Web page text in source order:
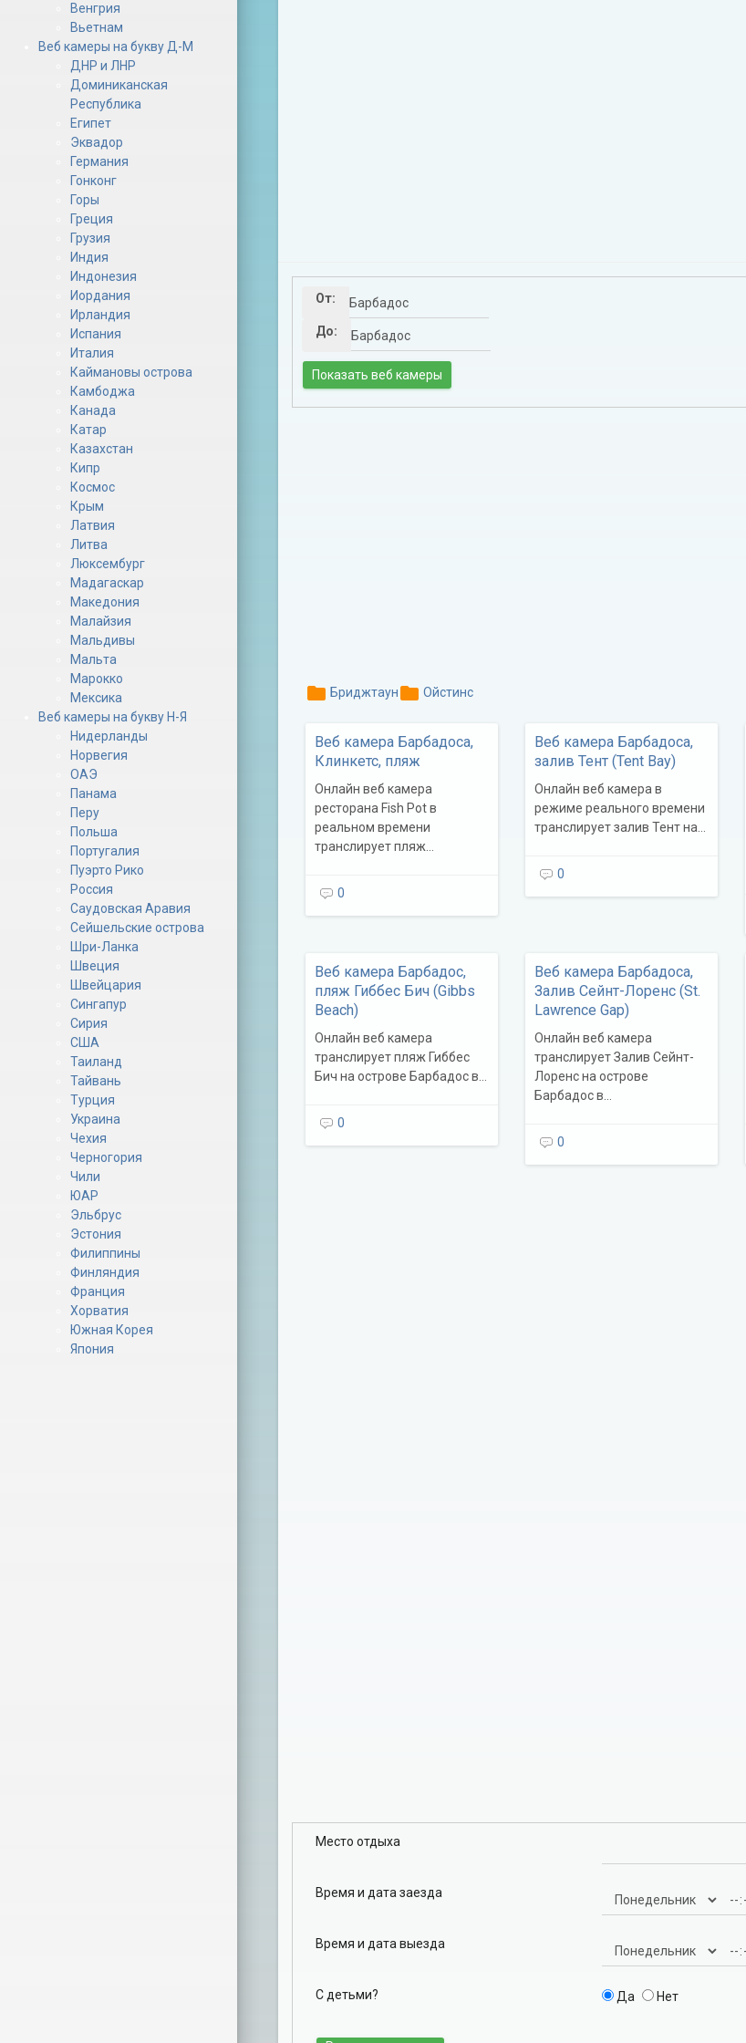
Венгрия
Вьетнам
Веб камеры на букву Д-М
ДНР и ЛНР
Доминиканская
Республика
Египет
Эквадор
Германия
Гонконг
Горы
Греция
Грузия
Индия
Индонезия
Иордания
Ирландия
Испания
Италия
Каймановы острова
Камбоджа
Канада
Катар
Казахстан
Кипр
Космос
Крым
Латвия
Литва
Люксембург
Мадагаскар
Македония
Малайзия
Мальдивы
Мальта
Марокко
Мексика
Веб камеры на букву Н-Я
Нидерланды
Норвегия
ОАЭ
Панама
Перу
Польша
Португалия
Пуэрто Рико
Россия
Саудовская Аравия
Сейшельские острова
Шри-Ланка
Швеция
Швейцария
Сингапур
Сирия
США
Таиланд
Тайвань
Турция
Украина
Чехия
Черногория
Чили
ЮАР
Эльбрус
Эстония
Филиппины
Финляндия
Франция
Хорватия
Южная Корея
Япония
От:
До:
folder Бриджтаунfolder Ойстинс
Веб камера Барбадоса,
Клинкетс, пляж
Онлайн веб камера
ресторана Fish Pot в
реальном времени
транслирует пляж…
0
Веб камера Барбадоса,
залив Тент (Tent Bay)
Онлайн веб камера в
режиме реального времени
транслирует залив Тент на…
0
Веб камера Барбадос,
пляж Гиббес Бич (Gibbs
Beach)
Онлайн веб камера
транслирует пляж Гиббес
Бич на острове Барбадос в…
0
Веб камера Барбадоса,
Залив Сейнт-Лоренс (St.
Lawrence Gap)
Онлайн веб камера
транслирует Залив Сейнт-
Лоренс на острове
Барбадос в…
0
Место отдыха
Время и дата заезда
Время и дата выезда
С детьми? Да Нет